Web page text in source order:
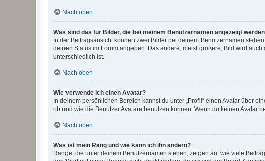
Nach oben
Was sind das für Bilder, die bei meinem Benutzernamen angezeigt
In der Beitragsansicht können zwei Bilder bei deinem Benutzernamen
deinen Status im Forum angeben. Das andere, meist größere, Bild wird
unterschiedlich ist.
Nach oben
Wie verwende ich einen Avatar?
In deinem persönlichen Bereich kannst du unter „Profil“ einen Avatar über
ob und wie die Benutzer Avatare benutzen können. Wenn du keinen Avatar
Nach oben
Was ist mein Rang und wie kann ich ihn ändern?
Ränge, die unter deinem Benutzernamen stehen, zeigen an, wie viele